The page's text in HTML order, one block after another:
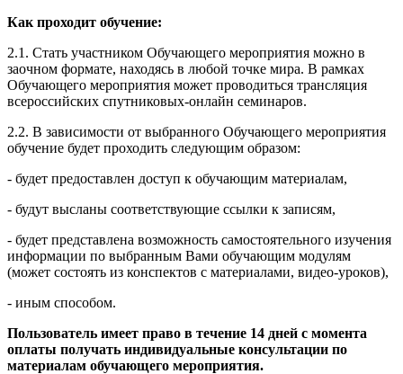
Как проходит обучение:
2.1. Стать участником Обучающего мероприятия можно в
заочном формате, находясь в любой точке мира. В рамках
Обучающего мероприятия может проводиться трансляция
всероссийских спутниковых-онлайн семинаров.
2.2. В зависимости от выбранного Обучающего мероприятия
обучение будет проходить следующим образом:
- будет предоставлен доступ к обучающим материалам,
- будут высланы соответствующие ссылки к записям,
- будет представлена возможность самостоятельного изучения
информации по выбранным Вами обучающим модулям
(может состоять из конспектов с материалами, видео-уроков),
- иным способом.
Пользователь имеет право в течение 14 дней с момента
оплаты получать индивидуальные консультации по
материалам обучающего мероприятия.